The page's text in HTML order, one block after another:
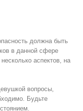
должна быть
в данной сфере
аспектов, на
вопросы,
Будьте